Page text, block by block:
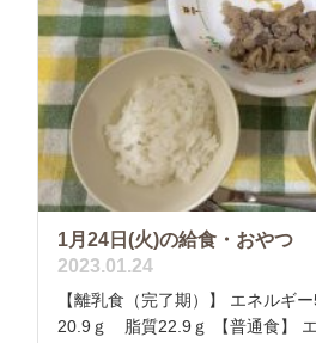
1月24日(火)の給食・おやつ
2023.01.24
【離乳食（完了期）】 エネルギ
20.9ｇ 脂質22.9ｇ 【普通食】 エ